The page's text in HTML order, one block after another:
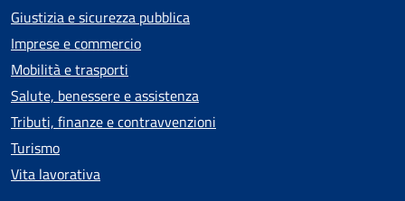
Giustizia e sicurezza pubblica
Imprese e commercio
Mobilità e trasporti
Salute, benessere e assistenza
Tributi, finanze e contravvenzioni
Turismo
Vita lavorativa